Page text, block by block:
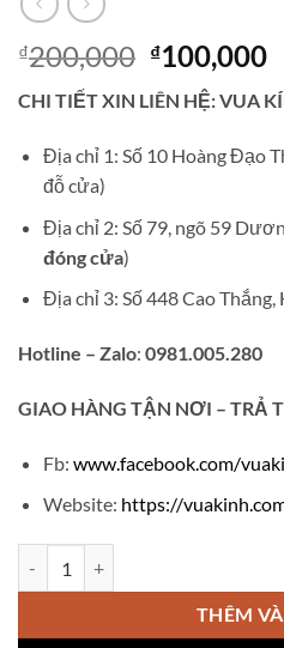
₫200,000 Giá
gốc
là:
₫200,000.
₫100,000
CHI TIẾT XIN LIÊN HỆ: VUA
Địa chỉ 1: Số 10 Hoàng Đạo
đỗ cửa)
Địa chỉ 2: Số 79, ngõ 59
đóng cửa)
Địa chỉ 3: Số 448 Cao Thắng,
Hotline – Zalo: 0981.005.280
GIAO HÀNG TẬN NƠI – TRẢ
Fb: www.facebook.com/
Website: https://
THÊM